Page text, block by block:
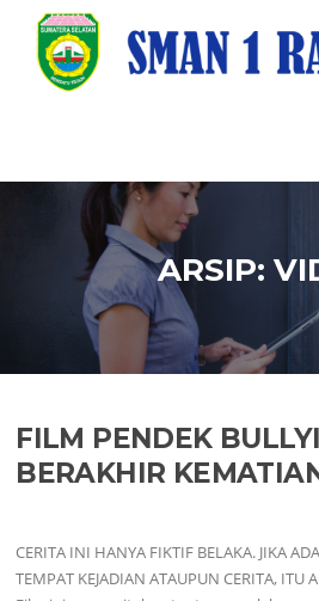
Lompat
konten
ARSIP:
FILM PENDEK
BERAKHIR
CERITA INI HANYA FIKTIF BELAKA. JIKA
TEMPAT KEJADIAN ATAUPUN CERITA, ITU